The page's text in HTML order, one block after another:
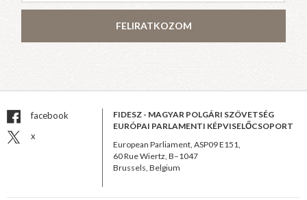
FELIRATKOZOM
facebook
x
FIDESZ - MAGYAR POLGÁRI SZÖVETSÉG
EURÓPAI PARLAMENTI KÉPVISELŐCSOPORT
European Parliament, ASP09 E151,
60 Rue Wiertz, B–1047
Brussels, Belgium